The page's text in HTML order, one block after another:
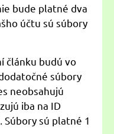
bude platné dva
účtu sú súbory
článku budú vo
súbory
neobsahujú
iba na ID
sú platné 1